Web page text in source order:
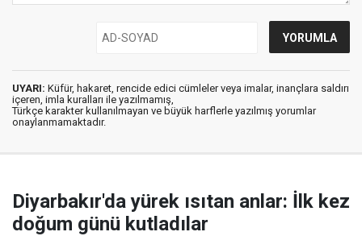
UYARI: Küfür, hakaret, rencide edici cümleler veya imalar, inançlara saldırı
içeren, imla kuralları ile yazılmamış,
Türkçe karakter kullanılmayan ve büyük harflerle yazılmış yorumlar
onaylanmamaktadır.
Diyarbakır'da yürek ısıtan anlar: İlk kez
doğum günü kutladılar